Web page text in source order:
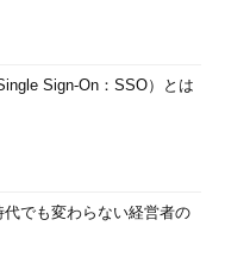
Sign-On：SSO）とは
代でも変わらない経営者の